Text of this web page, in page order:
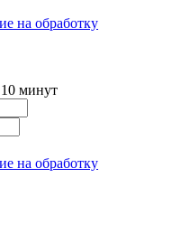
на обработку
минут
на обработку